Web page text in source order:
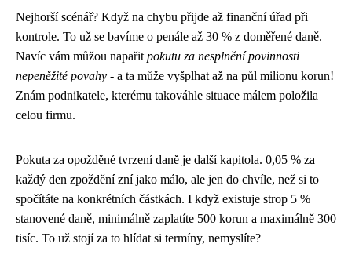
Nejhorší scénář? Když na chybu přijde až finanční úřad při
kontrole. To už se bavíme o penále až 30 % z doměřené daně.
Navíc vám můžou napařit pokutu za nesplnění povinnosti
nepeněžité povahy - a ta může vyšplhat až na půl milionu korun!
Znám podnikatele, kterému takováhle situace málem položila
celou firmu.
Pokuta za opožděné tvrzení daně je další kapitola. 0,05 % za
každý den zpoždění zní jako málo, ale jen do chvíle, než si to
spočítáte na konkrétních částkách. I když existuje strop 5 %
stanovené daně, minimálně zaplatíte 500 korun a maximálně 300
tisíc. To už stojí za to hlídat si termíny, nemyslíte?